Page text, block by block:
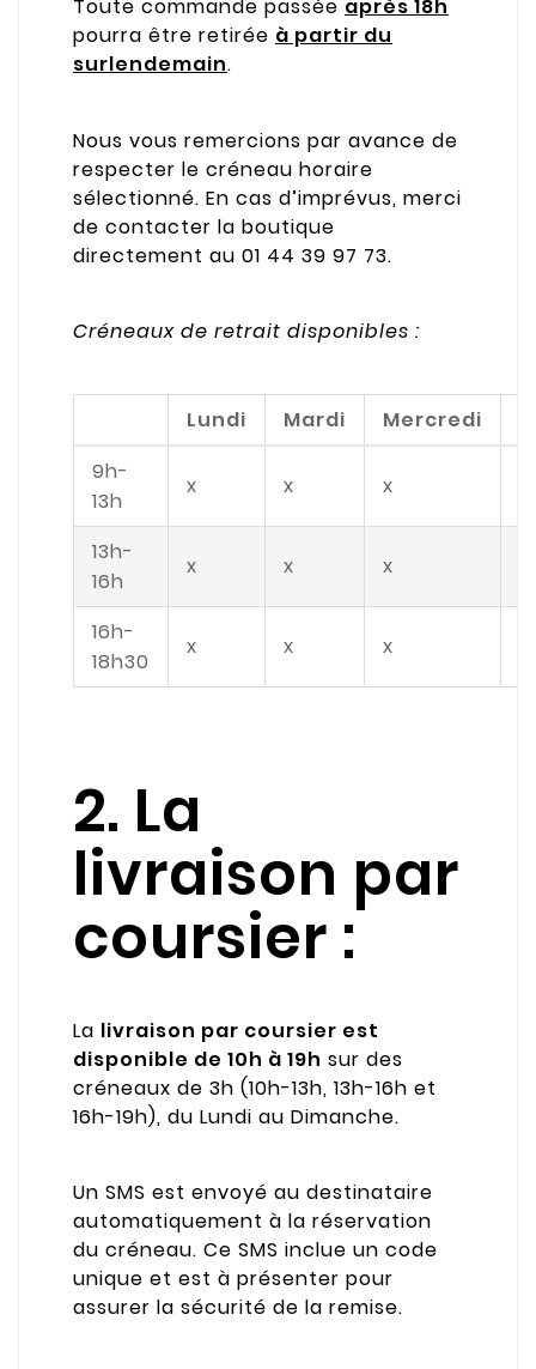
Toute commande passée après 18h
pourra être retirée à partir du
surlendemain.
Nous vous remercions par avance de
respecter le créneau horaire
sélectionné. En cas d’imprévus, merci
de contacter la boutique
directement au 01 44 39 97 73.
Créneaux de retrait disponibles :
Lundi Mardi Mercredi
9h-
13h
x x x
13h-
16h
x x x
16h-
18h30
x x x
2. La
livraison par
coursier :
La livraison par coursier est
disponible de 10h à 19h sur des
créneaux de 3h (10h-13h, 13h-16h et
16h-19h), du Lundi au Dimanche.
Un SMS est envoyé au destinataire
automatiquement à la réservation
du créneau. Ce SMS inclue un code
unique et est à présenter pour
assurer la sécurité de la remise.